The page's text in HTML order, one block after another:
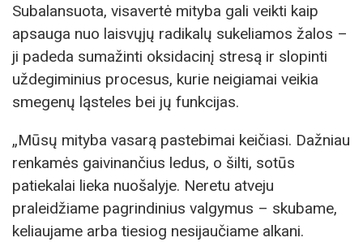
Subalansuota, visavertė mityba gali veikti kaip
apsauga nuo laisvųjų radikalų sukeliamos žalos –
ji padeda sumažinti oksidacinį stresą ir slopinti
uždegiminius procesus, kurie neigiamai veikia
smegenų ląsteles bei jų funkcijas.
„Mūsų mityba vasarą pastebimai keičiasi. Dažniau
renkamės gaivinančius ledus, o šilti, sotūs
patiekalai lieka nuošalyje. Neretu atveju
praleidžiame pagrindinius valgymus – skubame,
keliaujame arba tiesiog nesijaučiame alkani.